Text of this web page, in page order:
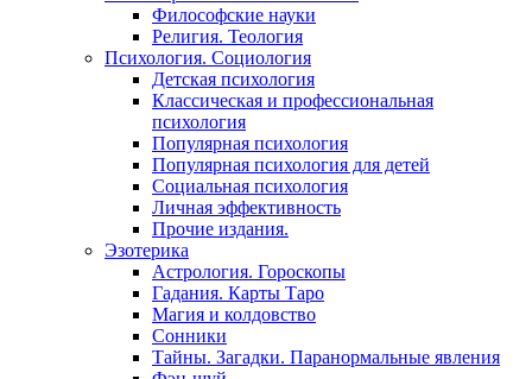
Философские науки
Религия. Теология
Психология. Социология
Детская психология
Классическая и профессиональная
психология
Популярная психология
Популярная психология для детей
Социальная психология
Личная эффективность
Прочие издания.
Эзотерика
Астрология. Гороскопы
Гадания. Карты Таро
Магия и колдовство
Сонники
Тайны. Загадки. Паранормальные явления